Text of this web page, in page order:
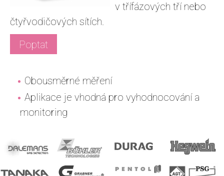
v třífázových tří nebo
čtyřvodičových sítích.
Poptat
Obousměrné měření
Aplikace je vhodná pro vyhodnocování a
monitoring